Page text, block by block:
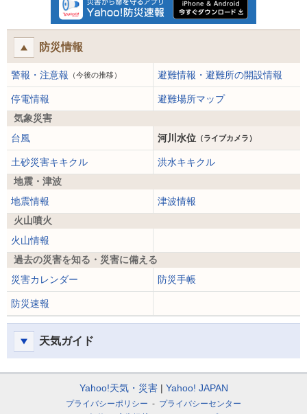
防災情報
警報・注意報 （今後の推移） 避難情報・避難所の開設情報
停電情報
避難場所マップ
気象災害
台風
河川水位 （ライブカメラ）
土砂災害キキクル
洪水キキクル
地震・津波
地震情報
津波情報
火山噴火
火山情報
過去の災害を知る・災害に備える
災害カレンダー
防災手帳
防災速報
天気ガイド
Yahoo!天気・災害 Yahoo! JAPAN
プライバシーポリシー
プライバシーセンター